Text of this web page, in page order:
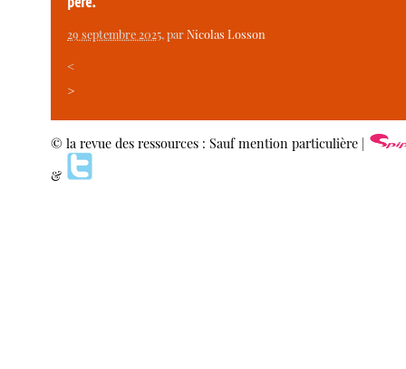
29 septembre 2025, parNicolas Losson
<
>
© la revue des ressources : Sauf mention particulière |
&